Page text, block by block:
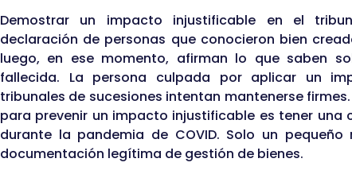
Demostrar un impacto injustificable en el
declaración de personas que conocieron bien
luego, en ese momento, afirman lo que saben
fallecida. La persona culpada por aplicar un
tribunales de sucesiones intentan mantenerse
para prevenir un impacto injustificable es tener una
durante la pandemia de COVID. Solo un
documentación legítima de gestión de bienes.